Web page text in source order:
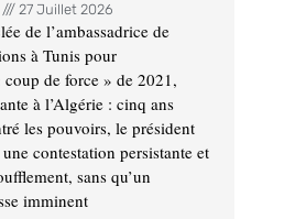
27 Juillet 2026
de l’ambassadrice de
à Tunis pour
coup de force » de 2021,
à l’Algérie : cinq ans
les pouvoirs, le président
contestation persistante et
sans qu’un
imminent